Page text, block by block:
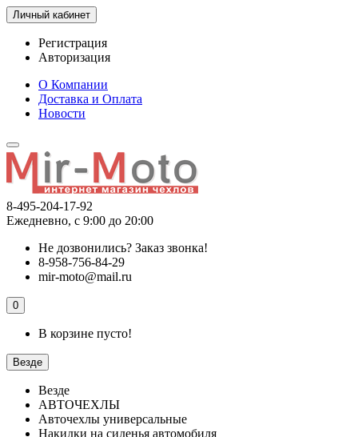
Личный кабинет
Регистрация
Авторизация
О Компании
Доставка и Оплата
Новости
8-495-204-17-92
Ежедневно, с 9:00 до 20:00
Не дозвонились? Заказ звонка!
8-958-756-84-29
mir-moto@mail.ru
0
В корзине пусто!
Везде
Везде
АВТОЧЕХЛЫ
Авточехлы универсальные
Накидки на сиденья автомобиля